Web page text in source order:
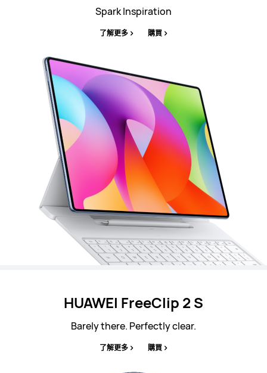
Spark Inspiration
了解更多 購買
HUAWEI FreeClip 2 S
Barely there. Perfectly clear.
了解更多 購買